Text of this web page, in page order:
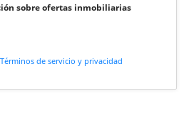
sobre ofertas inmobiliarias
Términos de servicio y privacidad